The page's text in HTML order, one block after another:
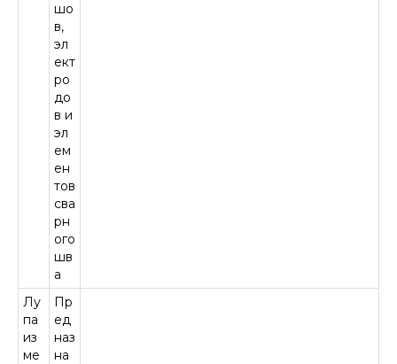
шо
в,
эл
ект
ро
до
в и
эл
ем
ен
тов
сва
рн
ого
шв
а
Лу
па
из
ме
Пр
ед
наз
на